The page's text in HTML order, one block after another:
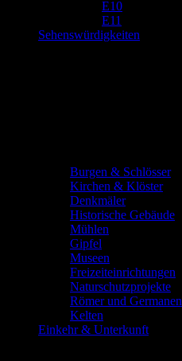
E10
E11
Sehenswürdigkeiten
Burgen & Schlösser
Kirchen & Klöster
Denkmäler
Historische Gebäude
Mühlen
Gipfel
Museen
Freizeiteinrichtungen
Naturschutzprojekte
Römer und Germanen
Kelten
Einkehr & Unterkunft